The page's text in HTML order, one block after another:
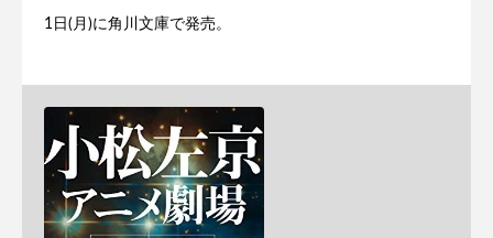
1日(月)に角川文庫で発売。